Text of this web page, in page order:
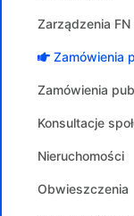
Zarządzenia FN
Zamówienia
Zamówienia
Konsultacje
Nieruchomości
Obwieszczenia